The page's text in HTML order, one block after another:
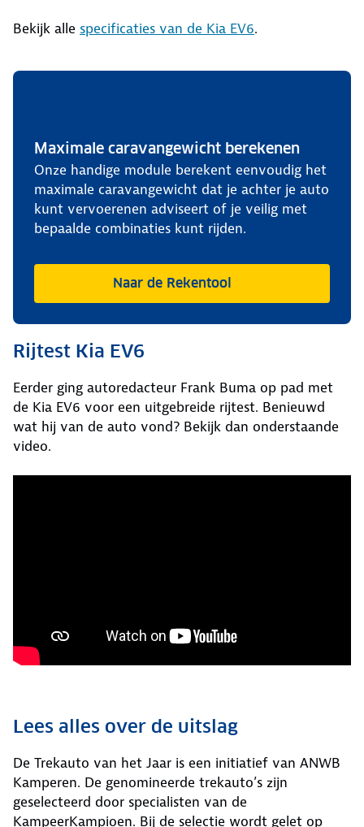
Bekijk alle specificaties van de Kia EV6.
Maximale caravangewicht berekenen
Onze handige module berekent eenvoudig het
maximale caravangewicht dat je achter je auto
kunt vervoerenen adviseert of je veilig met
bepaalde combinaties kunt rijden.
Naar de Rekentool
Rijtest Kia EV6
Eerder ging autoredacteur Frank Buma op pad met
de Kia EV6 voor een uitgebreide rijtest. Benieuwd
wat hij van de auto vond? Bekijk dan onderstaande
video.
Lees alles over de uitslag
De Trekauto van het Jaar is een initiatief van ANWB
Kamperen. De genomineerde trekauto’s zijn
geselecteerd door specialisten van de
KampeerKampioen. Bij de selectie wordt gelet op